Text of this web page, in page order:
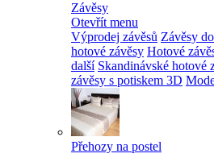
Závěsy
Otevřít menu
Výprodej závěsů Závěsy
hotové závěsy Hotové
další Skandinávské hotové
závěsy s potiskem 3D
Přehozy na postel